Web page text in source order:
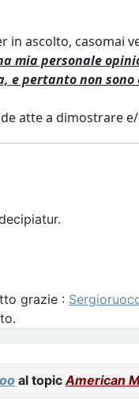
in ascolto, casomai
mia personale
e pertanto non
atte a dimostrare
grazie :
al topicAmerican